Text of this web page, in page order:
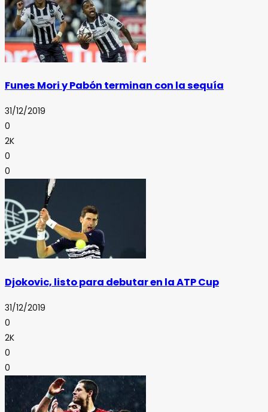
Funes Mori y Pabón terminan con la sequía
31/12/2019
0
2K
0
0
Djokovic, listo para debutar en la ATP Cup
31/12/2019
0
2K
0
0